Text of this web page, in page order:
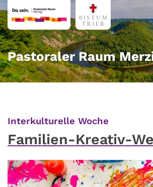
Zum Inhalt springen
Pastoraler Raum
Interkulturelle Woche
Familien-Kreativ-